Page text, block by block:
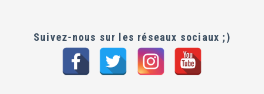
Suivez-nous sur les réseaux sociaux ;)